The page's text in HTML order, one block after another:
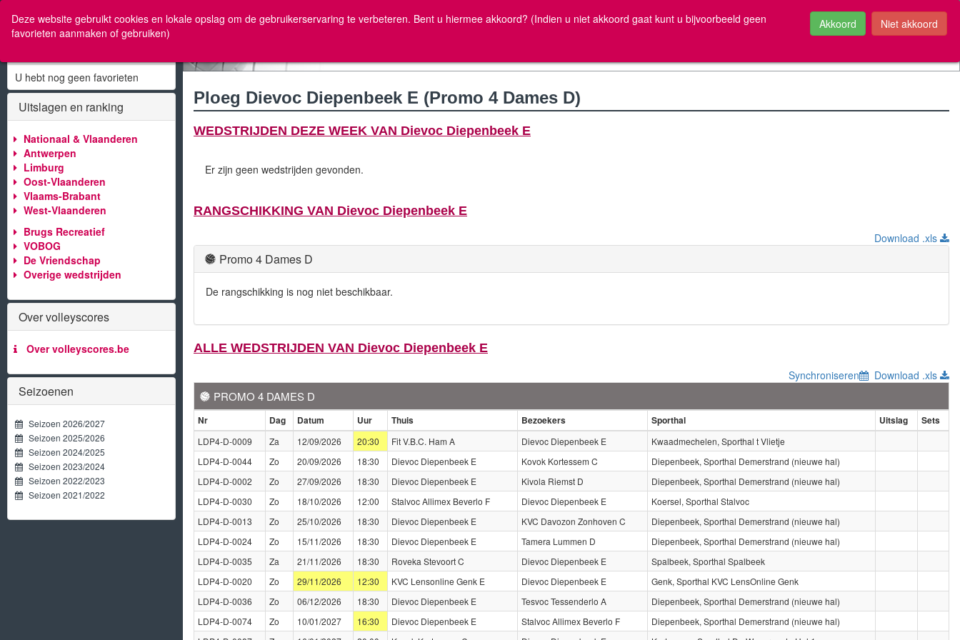
Deze website gebruikt cookies en lokale opslag om de gebruikerservaring te verbeteren. Bent u hiermee akkoord? (Indien u niet akkoord gaat kunt u bijvoorbeeld geen
favorieten aanmaken of gebruiken)
U hebt nog geen favorieten
Uitslagen en ranking
Nationaal & Vlaanderen
Antwerpen
Limburg
Oost-Vlaanderen
Vlaams-Brabant
West-Vlaanderen
Brugs Recreatief
VOBOG
De Vriendschap
Overige wedstrijden
Over volleyscores
Over volleyscores.be
Seizoenen
Seizoen 2026/2027
Seizoen 2025/2026
Seizoen 2024/2025
Seizoen 2023/2024
Seizoen 2022/2023
Seizoen 2021/2022
www.volleyscores.be
Ploeg Dievoc Diepenbeek E (Promo 4 Dames D)
WEDSTRIJDEN DEZE WEEK VAN Dievoc Diepenbeek E
Er zijn geen wedstrijden gevonden.
RANGSCHIKKING VAN Dievoc Diepenbeek E
Download .xls
Promo 4 Dames D
De rangschikking is nog niet beschikbaar.
ALLE WEDSTRIJDEN VAN Dievoc Diepenbeek E
Synchroniseren
Download .xls
PROMO 4 DAMES D
Nr Dag Datum Uur Thuis Bezoekers Sporthal Uitslag Sets
LDP4-D-0009 Za 12/09/2026 20:30 Fit V.B.C. Ham A Dievoc Diepenbeek E
Kwaadmechelen, Sporthal t Vlietje
LDP4-D-0044
Zo 20/09/2026 18:30 Dievoc Diepenbeek E Kovok Kortessem C
Diepenbeek, Sporthal Demerstrand (nieuwe hal)
LDP4-D-0002
Zo 27/09/2026 18:30 Dievoc Diepenbeek E Kivola Riemst D
Diepenbeek, Sporthal Demerstrand (nieuwe hal)
LDP4-D-0030
Zo 18/10/2026 12:00 Stalvoc Allimex Beverlo F Dievoc Diepenbeek E
Koersel, Sporthal Stalvoc
LDP4-D-0013
Zo 25/10/2026 18:30 Dievoc Diepenbeek E KVC Davozon Zonhoven C
Diepenbeek, Sporthal Demerstrand (nieuwe hal)
LDP4-D-0024
Zo 15/11/2026 18:30 Dievoc Diepenbeek E Tamera Lummen D
Diepenbeek, Sporthal Demerstrand (nieuwe hal)
LDP4-D-0035
Za 21/11/2026 18:30 Roveka Stevoort C Dievoc Diepenbeek E
Spalbeek, Sporthal Spalbeek
LDP4-D-0020
Zo 29/11/2026 12:30 KVC Lensonline Genk E Dievoc Diepenbeek E
Genk, Sporthal KVC LensOnline Genk
LDP4-D-0036
Zo 06/12/2026 18:30 Dievoc Diepenbeek E Tesvoc Tessenderlo A
Diepenbeek, Sporthal Demerstrand (nieuwe hal)
LDP4-D-0074
Zo 10/01/2027 16:30 Dievoc Diepenbeek E Stalvoc Allimex Beverlo F
Diepenbeek, Sporthal Demerstrand (nieuwe hal)